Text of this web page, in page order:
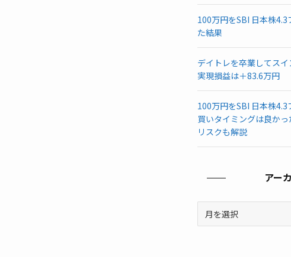
100万円をSBI 日本株
た結果
デイトレを卒業してス
実現損益は＋83.6万円
100万円をSBI 日本株4.3
買いタイミングは良か
リスクも解説
アー